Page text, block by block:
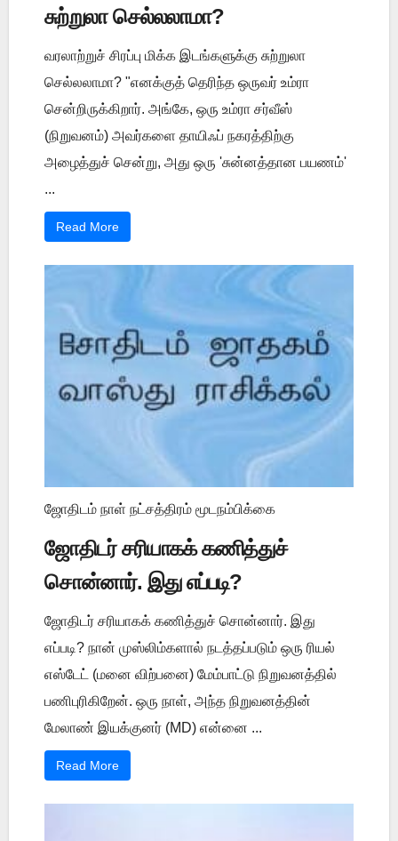
சுற்றுலா செல்லலாமா?
வரலாற்றுச் சிரப்பு மிக்க இடங்களுக்கு சுற்றுலா
செல்லலாமா? "எனக்குத் தெரிந்த ஒருவர் உம்ரா
சென்றிருக்கிறார். அங்கே, ஒரு உம்ரா சர்வீஸ்
(நிறுவனம்) அவர்களை தாயிஃப் நகரத்திற்கு
அழைத்துச் சென்று, அது ஒரு 'சுன்னத்தான பயணம்'
...
Read More
ஜோதிடம் நாள் நட்சத்திரம் மூடநம்பிக்கை
ஜோதிடர் சரியாகக் கணித்துச்
சொன்னார். இது எப்படி?
ஜோதிடர் சரியாகக் கணித்துச் சொன்னார். இது
எப்படி? நான் முஸ்லிம்களால் நடத்தப்படும் ஒரு ரியல்
எஸ்டேட் (மனை விற்பனை) மேம்பாட்டு நிறுவனத்தில்
பணிபுரிகிறேன். ஒரு நாள், அந்த நிறுவனத்தின்
மேலாண் இயக்குனர் (MD) என்னை ...
Read More